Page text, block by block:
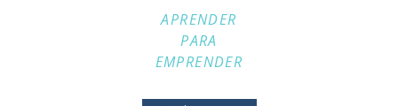
APRENDER
PARA
EMPRENDER